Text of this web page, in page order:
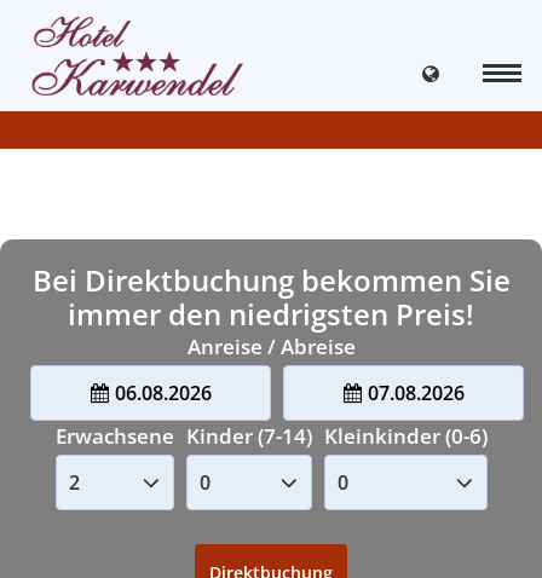
Bei Direktbuchung bekommen Sie
immer den niedrigsten Preis!
Anreise / Abreise
06.08.2026 07.08.2026
Erwachsene Kinder (7-14) Kleinkinder (0-6)